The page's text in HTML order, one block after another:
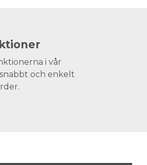
i vår
och enkelt